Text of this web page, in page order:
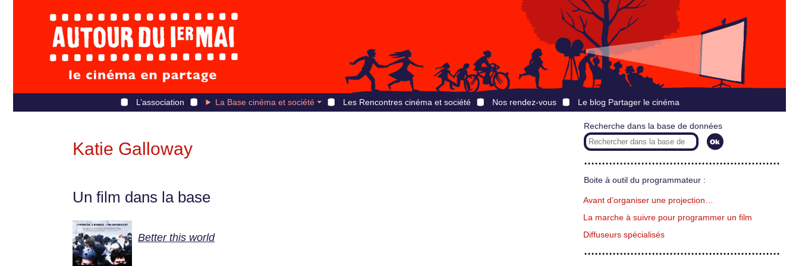
L’association La Base cinéma et société Les Rencontres cinéma et société Nos rendez-vous Le blog Partager le cinéma
Katie Galloway
Un film dans la base
Better this world
Recherche dans la base de données
Boite à outil du programmateur :
Avant d’organiser une projection…
La marche à suivre pour programmer un film
Diffuseurs spécialisés